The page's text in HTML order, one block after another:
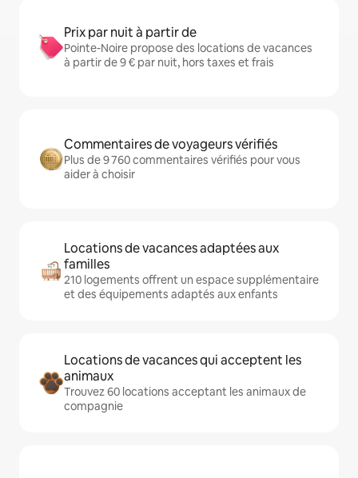
Prix par nuit à partir de
Pointe-Noire propose des locations de vacances
à partir de 9 € par nuit, hors taxes et frais
Commentaires de voyageurs vérifiés
Plus de 9 760 commentaires vérifiés pour vous
aider à choisir
Locations de vacances adaptées aux
familles
210 logements offrent un espace supplémentaire
et des équipements adaptés aux enfants
Locations de vacances qui acceptent les
animaux
Trouvez 60 locations acceptant les animaux de
compagnie